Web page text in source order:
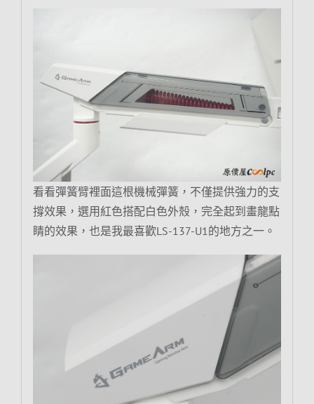
看看彈簧臂裡面這根機械彈簧，不僅提供強力的支
撐效果，選用紅色搭配白色外殼，完全起到畫龍點
睛的效果，也是我最喜歡LS-137-U1的地方之一。